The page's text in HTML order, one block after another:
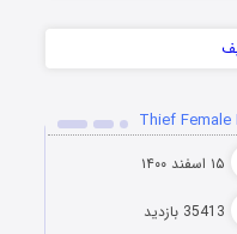
۱۵ اسفند ۱۴۰۰
35413 بازدید